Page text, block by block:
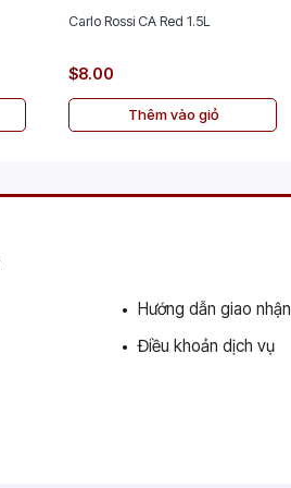
Carlo Rossi CA Red 1.5L
$8.00
Thêm vào giỏ
Hướng dẫn giao nhận
Điều khoản dịch vụ